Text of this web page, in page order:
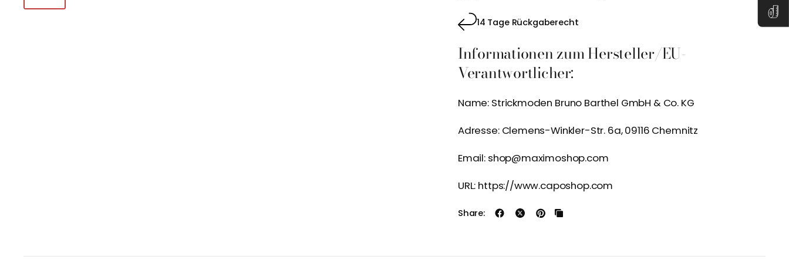
14 Tage Rückgaberecht
Informationen zum Hersteller/EU-
Verantwortlicher:
Name: Strickmoden Bruno Barthel GmbH & Co. KG
Adresse: Clemens-Winkler-Str. 6a, 09116 Chemnitz
Email: shop@maximoshop.com
URL: https://www.caposhop.com
Share: